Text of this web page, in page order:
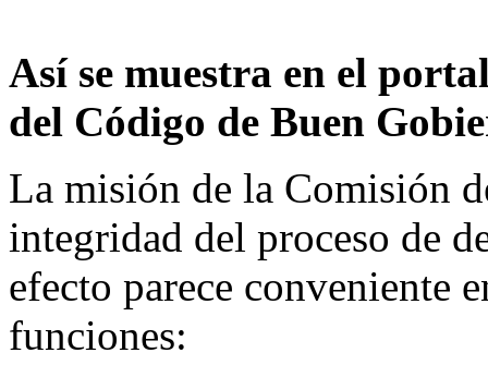
Así se muestra en el
del Código de Buen
La misión de la Comisión
integridad del proceso de
efecto parece conveniente
funciones: